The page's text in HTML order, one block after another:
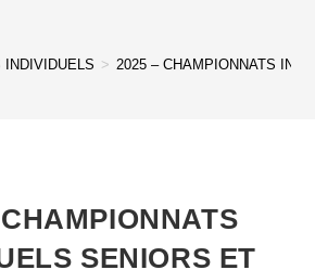
INDIVIDUELS > 2025 – CHAMPIONNATS
SENIORS ET